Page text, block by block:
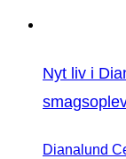
Nyt liv i
Dianalund